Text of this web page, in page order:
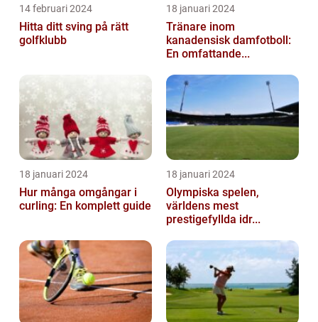
14 februari 2024
Hitta ditt sving på rätt
golfklubb
18 januari 2024
Tränare inom
kanadensisk damfotboll:
En omfattande...
18 januari 2024
Hur många omgångar i
curling: En komplett guide
18 januari 2024
Olympiska spelen,
världens mest
prestigefyllda idr...